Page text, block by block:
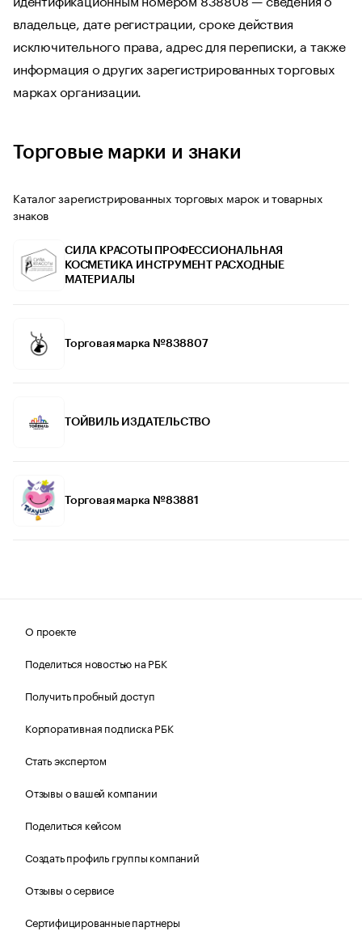
владельце, дате регистрации, сроке действия
исключительного права, адрес для переписки, а также
информация о других зарегистрированных торговых
марках организации.
Торговые марки и знаки
Каталог зарегистрированных торговых марок и товарных
знаков
СИЛА КРАСОТЫ ПРОФЕССИОНАЛЬНАЯ
КОСМЕТИКА ИНСТРУМЕНТ РАСХОДНЫЕ
МАТЕРИАЛЫ
Торговая марка №838807
ТОЙВИЛЬ ИЗДАТЕЛЬСТВО
Торговая марка №83881
О проекте
Поделиться новостью на РБК
Получить пробный доступ
Корпоративная подписка РБК
Стать экспертом
Отзывы о вашей компании
Поделиться кейсом
Создать профиль группы компаний
Отзывы о сервисе
Сертифицированные партнеры